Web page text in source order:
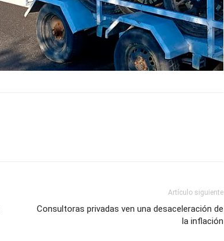
Artículo siguiente
Consultoras privadas ven una desaceleración de
la inflación